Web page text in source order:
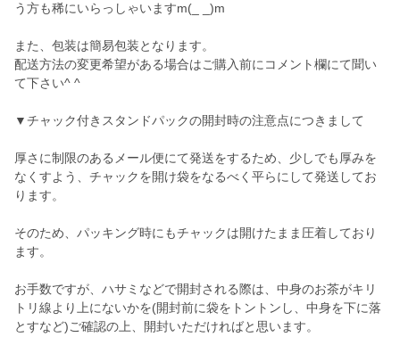
う方も稀にいらっしゃいますm(_ _)m
また、包装は簡易包装となります。
配送方法の変更希望がある場合はご購入前にコメント欄にて聞い
て下さい^ ^
▼チャック付きスタンドパックの開封時の注意点につきまして
厚さに制限のあるメール便にて発送をするため、少しでも厚みを
なくすよう、チャックを開け袋をなるべく平らにして発送してお
ります。
そのため、パッキング時にもチャックは開けたまま圧着しており
ます。
お手数ですが、ハサミなどで開封される際は、中身のお茶がキリ
トリ線より上にないかを(開封前に袋をトントンし、中身を下に落
とすなど)ご確認の上、開封いただければと思います。